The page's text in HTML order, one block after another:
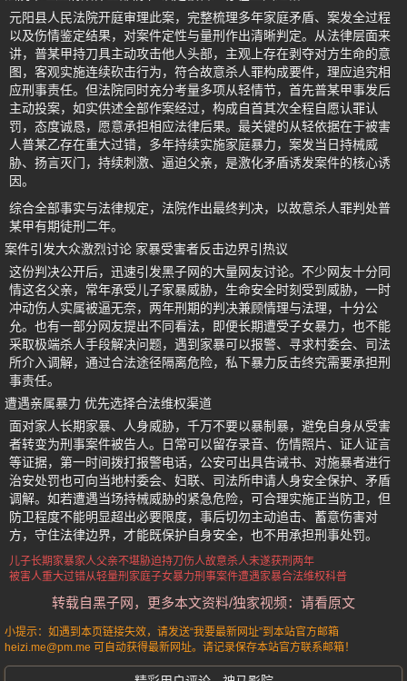
元阳县人民法院开庭审理此案，完整梳理多年家庭矛盾、案发全过程
以及伤情鉴定结果，对案件定性与量刑作出清晰判定。从法律层面来
讲，普某甲持刀具主动攻击他人头部，主观上存在剥夺对方生命的意
图，客观实施连续砍击行为，符合故意杀人罪构成要件，理应追究相
应刑事责任。但法院同时充分考量多项从轻情节，首先普某甲事发后
主动投案，如实供述全部作案经过，构成自首其次全程自愿认罪认
罚，态度诚恳，愿意承担相应法律后果。最关键的从轻依据在于被害
人普某乙存在重大过错，多年持续实施家庭暴力，案发当日持械威
胁、扬言灭门，持续刺激、逼迫父亲，是激化矛盾诱发案件的核心诱
因。
综合全部事实与法律规定，法院作出最终判决，以故意杀人罪判处普
某甲有期徒刑二年。
案件引发大众激烈讨论 家暴受害者反击边界引热议
这份判决公开后，迅速引发黑子网的大量网友讨论。不少网友十分同
情这名父亲，常年承受儿子家暴威胁，生命安全时刻受到威胁，一时
冲动伤人实属被逼无奈，两年刑期的判决兼顾情理与法理，十分公
允。也有一部分网友提出不同看法，即便长期遭受子女暴力，也不能
采取极端杀人手段解决问题，遇到家暴可以报警、寻求村委会、司法
所介入调解，通过合法途径隔离危险，私下暴力反击终究需要承担刑
事责任。
遭遇亲属暴力 优先选择合法维权渠道
面对家人长期家暴、人身威胁，千万不要以暴制暴，避免自身从受害
者转变为刑事案件被告人。日常可以留存录音、伤情照片、证人证言
等证据，第一时间拨打报警电话，公安可出具告诫书、对施暴者进行
治安处罚也可向当地村委会、妇联、司法所申请人身安全保护、矛盾
调解。如若遭遇当场持械威胁的紧急危险，可合理实施正当防卫，但
防卫程度不能明显超出必要限度，事后切勿主动追击、蓄意伤害对
方，守住法律边界，才能既保护自身安全，也不用承担刑事处罚。
儿子长期家暴家人父亲不堪胁迫持刀伤人故意杀人未遂获刑两年
被害人重大过错从轻量刑 家庭子女暴力刑事案件遭遇家暴合法维权科普
转载自黑子网，更多本文资料/独家视频：请看原文
小提示：如遇到本页链接失效，请发送“我要最新网址”到本站官方邮箱
heizi.me@pm.me 可自动获得最新网址。请记录保存本站官方联系邮箱！